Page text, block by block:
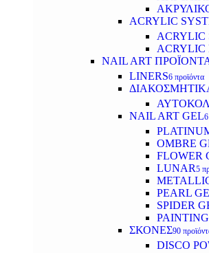
ACRYLIC
ACRYLIC
ACRYLIC
NAIL ART
LINERS6 προϊόντα
NAIL ART GEL
OMBRE
FLOWER
LUNAR5
PEARL
SPIDER
ΣΚΟΝΕΣ90
DISCO